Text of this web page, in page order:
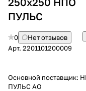
ПУЛЬС
0
Нет отзывов
Арт. 2201101200009
Основной поставщик:
ПУЛЬС АО